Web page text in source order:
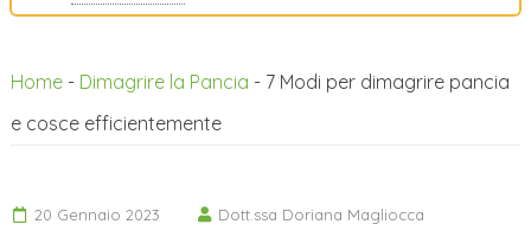
Home- Dimagrire la Pancia - 7 Modi per dimagrire pancia
e cosce efficientemente
20 Gennaio 2023 Dott.ssa Doriana Magliocca